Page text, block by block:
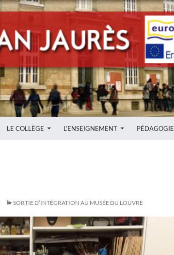
LE COLLÈGE L’ENSEIGNEMENT PÉDAGOGIE
SORTIE D’INTÉGRATION AU MUSÉE DU LOUVRE